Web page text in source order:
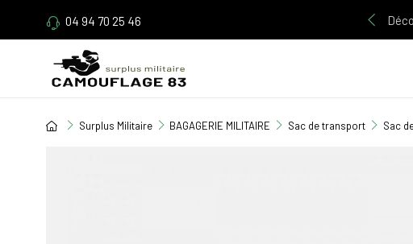
04 94 70 25 46
Surplus Militaire BAGAGERIE MILITAIRE Sac de transport Sac